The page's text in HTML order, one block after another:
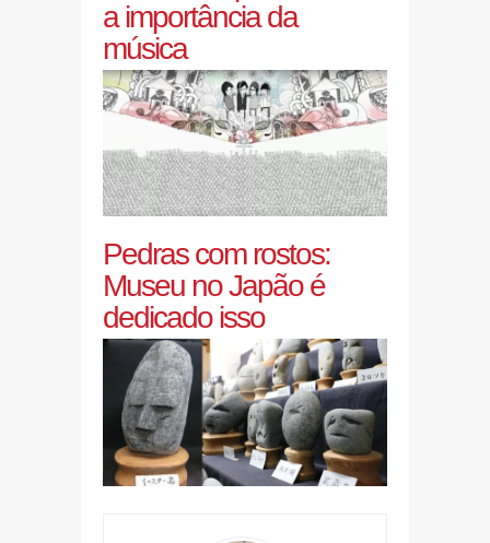
a importância da
música
Pedras com rostos:
Museu no Japão é
dedicado isso